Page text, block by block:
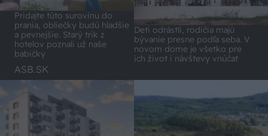
Pridajte túto surovinu do
prania, obliečky budú hladšie
a pevnejšie. Starý trik z
hotelov poznali už naše
babičky
Deti odrástli, rodičia majú
bývanie presne podľa seba. V
novom dome je všetko pre
ich život i návštevy vnúčat
ASB.SK